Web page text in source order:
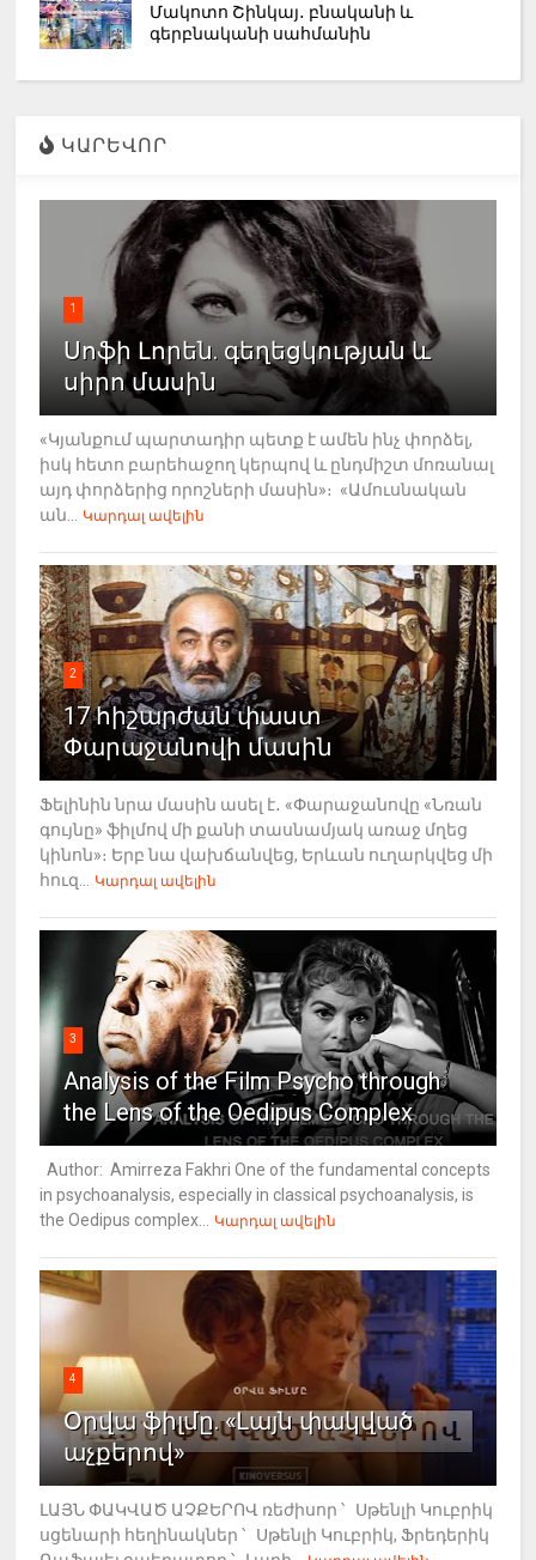
Մակոտո Շինկայ․ բնականի և
գերբնականի սահմանին
ԿԱՐԵՎՈՐ
1
Սոֆի Լորեն. գեղեցկության և
սիրո մասին
«Կյանքում պարտադիր պետք է ամեն ինչ փորձել,
իսկ հետո բարեհաջող կերպով և ընդմիշտ մոռանալ
այդ փորձերից որոշների մասին»։ «Ամուսնական
ան...
Կարդալ ավելին
2
17 հիշարժան փաստ
Փարաջանովի մասին
Ֆելինին նրա մասին ասել է․ «Փարաջանովը «Նռան
գույնը» ֆիլմով մի քանի տասնամյակ առաջ մղեց
կինոն»։ Երբ նա վախճանվեց, Երևան ուղարկվեց մի
հուզ...
Կարդալ ավելին
3
Analysis of the Film Psycho through
the Lens of the Oedipus Complex
Author: Amirreza Fakhri One of the fundamental concepts
in psychoanalysis, especially in classical psychoanalysis, is
the Oedipus complex...
Կարդալ ավելին
4
Օրվա ֆիլմը. «Լայն փակված
աչքերով»
ԼԱՅՆ ՓԱԿՎԱԾ ԱՉՔԵՐՈՎ ռեժիսոր ՝ Սթենլի Կուբրիկ
սցենարի հեղինակներ ՝ Սթենլի Կուբրիկ, Ֆրեդերիկ